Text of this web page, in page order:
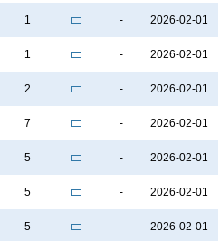
1 - 2026-02-01
1 - 2026-02-01
2 - 2026-02-01
7 - 2026-02-01
5 - 2026-02-01
5 - 2026-02-01
5 - 2026-02-01